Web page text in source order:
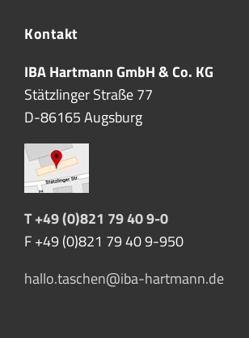
Kontakt
IBA Hartmann GmbH & Co. KG
Stätzlinger Straße 77
D-86165 Augsburg
T +49 (0)821 79 40 9-0
F +49 (0)821 79 40 9-950
hallo.taschen@iba-hartmann.de